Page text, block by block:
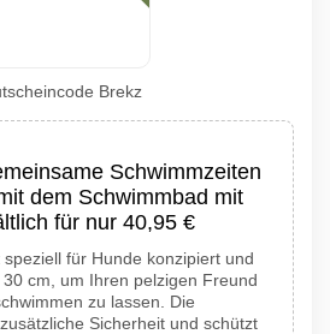
Brekz
Schwimmzeiten
dem Schwimmbad mit
für nur 40,95 €
für Hunde konzipiert und
cm, um Ihren pelzigen Freund
zu lassen. Die
Sicherheit und schützt